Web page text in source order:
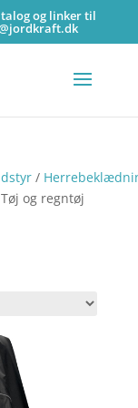
og linker til
/
og regntøj